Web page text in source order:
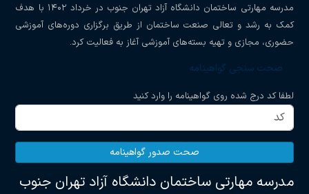
مدرسه مهارتی ساختمان دانشگاه آزاد تهران جنوب در خرداد ۱۴۰۲ با هدف
کمک به رشد و تعالی صنعت ساختمان از طریق برگزاری دوره‌های آموزشی
حضوری، مجازی و تهیه بسته‌های آموزشی آغاز به فعالیت کرد.
صحت سنجی گواهینامه
لطفا کد درج شده روی گواهینامه را وارد کنید
صحت صدور گواهینامه
مدرسه مهارتی ساختمان دانشگاه آزاد تهران جنوب